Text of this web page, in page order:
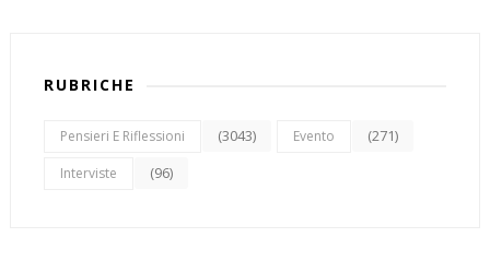
RUBRICHE
Pensieri E Riflessioni (3043) Evento (271)
Interviste (96)